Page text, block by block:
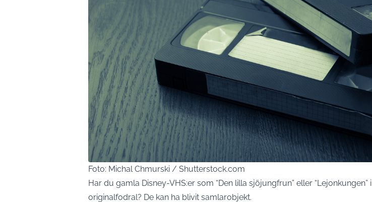
Foto: Michal Chmurski / Shutterstock.com
Har du gamla Disney-VHS:er som “Den lilla sjöjungfrun” eller “Lejonkungen” i
originalfodral? De kan ha blivit samlarobjekt.